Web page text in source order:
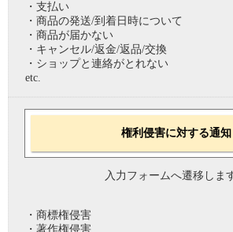
・支払い
・商品の発送/到着日時について
・商品が届かない
・キャンセル/返金/返品/交換
・ショップと連絡がとれない
etc.
権利侵害に対する通知
入力フォームへ遷移しま
・商標権侵害
・著作権侵害